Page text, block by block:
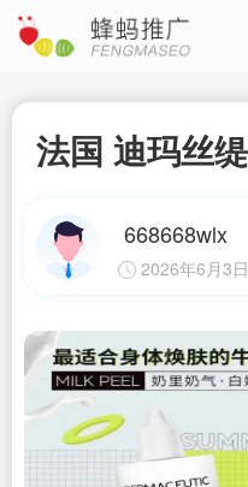
法国 迪玛丝
668668wlx
2026年6月3日